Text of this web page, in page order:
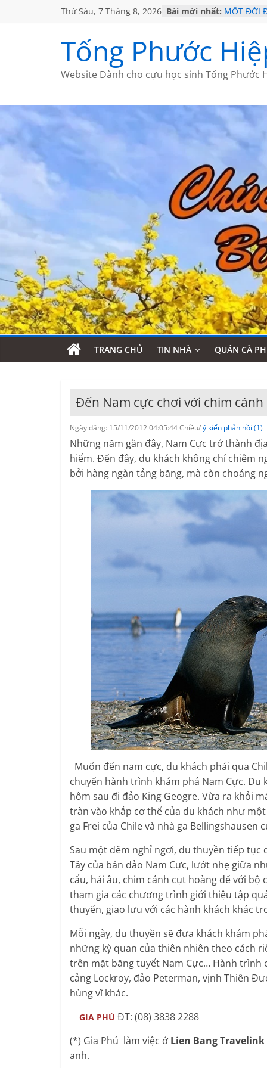
Thứ Sáu, 7 Tháng 8, 2026 Bài mới nhất: MỘT ĐỜI
CHÙM
GIÃ TỪ
HỌC SỬ
Tống Phước
Website Dành cho cựu học sinh Tống Phước
TRANG CHỦ TIN NHÀ QUÁN CÀ
Đến Nam cực chơi với chim cánh
Ngày đăng: 15/11/2012 04:05:44 Chiều/ý kiến phản hồi (1)
Những năm gần đây, Nam Cực trở thành
hiểm. Đến đây, du khách không chỉ chiêm
bởi hàng ngàn tảng băng, mà còn
Muốn đến nam cực, du khách phải qua
chuyến hành trình khám phá Nam Cực. Du
hôm sau đi đảo King Geogre. Vừa ra khỏi
tràn vào khắp cơ thể của du khách như
ga Frei của Chile và nhà ga
Sau một đêm nghỉ ngơi, du thuyền tiếp tục
Tây của bán đảo Nam Cực, lướt nhẹ giữa
cẩu, hải âu, chim cánh cụt hoàng đế với
tham gia các chương trình giới thiệu tập
thuyến, giao lưu với các hành khách khác
Mỗi ngày, du thuyền sẽ đưa khách khám
những kỳ quan của thiên nhiên theo cách
trên mặt băng tuyết Nam Cực… Hành trình
cảng Lockroy, đảo Peterman, vịnh Thiên
hùng vĩ khác.
GIA PHÚ ĐT: (08) 3838 2288
(*) Gia Phú làm việc ở Lien Bang Travelink
anh.